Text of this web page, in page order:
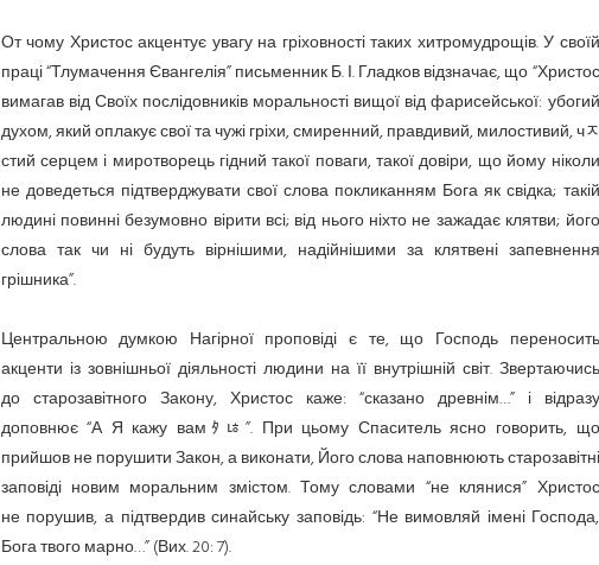
От чому Христос акцентує увагу на гріховності таких хитромудрощів. У своїй
праці “Тлумачення Євангелія” письменник Б. І. Гладков відзначає, що “Христос
вимагав від Своїх послідовників моральності вищої від фарисейської: убогий
духом, який оплакує свої та чужі гріхи, смиренний, правдивий, милостивий, чﾸ
стий серцем і миротворець гідний такої поваги, такої довіри, що йому ніколи
не доведеться підтверджувати свої слова покликанням Бога як свідка; такій
людині повинні безумовно вірити всі; від нього ніхто не зажадає клятви; його
слова так чи ні будуть вірнішими, надійнішими за клятвені запевнення
грішника”.
Центральною думкою Нагірної проповіді є те, що Господь переносить
акценти із зовнішньої діяльності людини на її внутрішній світ. Звертаючись
до старозавітного Закону, Христос каже: “сказано древнім…” і відразу
доповнює “А Я кажу вамﾀﾦ”. При цьому Спаситель ясно говорить, що
прийшов не порушити Закон, а виконати, Його слова наповнюють старозавітні
заповіді новим моральним змістом. Тому словами “не клянися” Христос
не порушив, а підтвердив синайську заповідь: “Не вимовляй імені Господа,
Бога твого марно…” (Вих. 20: 7).